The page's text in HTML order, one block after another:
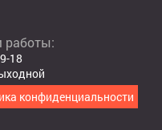
работы:
18
конфиденциальности